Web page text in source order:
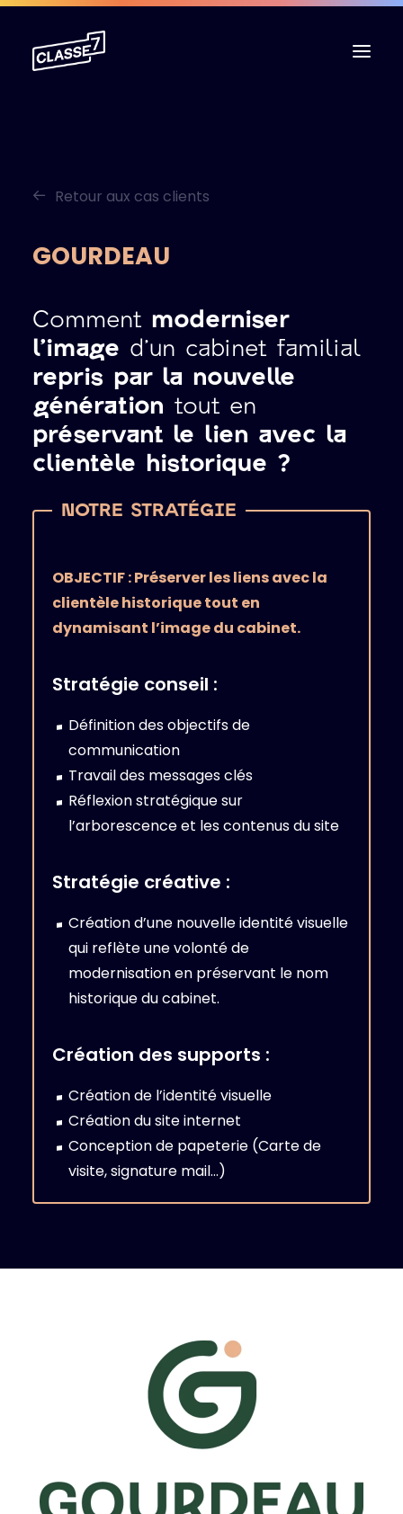
Ressources
Boutique
Retour aux cas clients
GOURDEAU
Comment moderniser
l’image d’un cabinet familial
repris par la nouvelle
génération tout en
préservant le lien avec la
clientèle historique ?
OBJECTIF : Préserver les liens avec la
clientèle historique tout en
dynamisant l’image du cabinet.
Stratégie conseil :
Définition des objectifs de
communication
Travail des messages clés
Réflexion stratégique sur
l’arborescence et les contenus du site
Stratégie créative :
Création d’une nouvelle identité visuelle
qui reflète une volonté de
modernisation en préservant le nom
historique du cabinet.
Création des supports :
Création de l’identité visuelle
Création du site internet
Conception de papeterie (Carte de
visite, signature mail…)